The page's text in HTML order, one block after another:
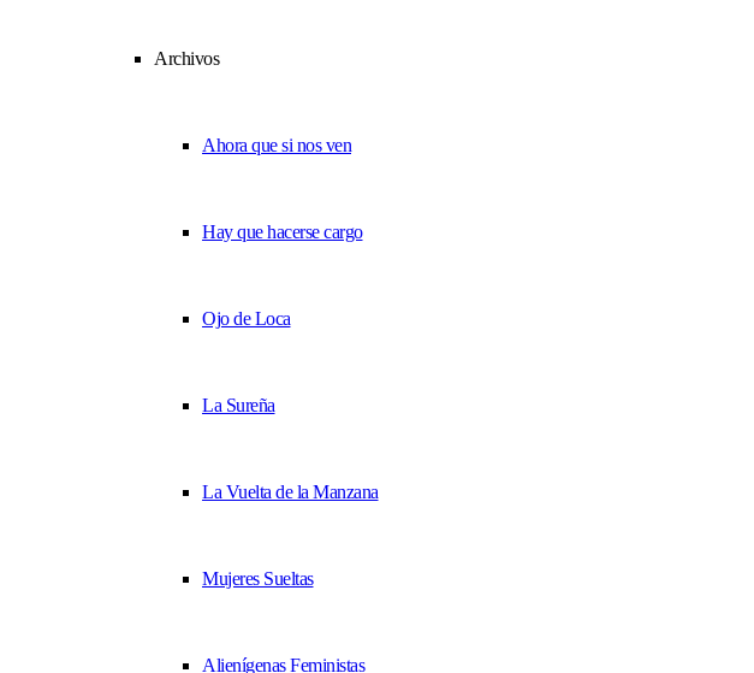
Archivos
Ahora que si nos ven
Hay que hacerse cargo
Ojo de Loca
La Sureña
La Vuelta de la Manzana
Mujeres Sueltas
Alienígenas Feministas